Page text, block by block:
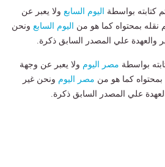
كتابته بواسطة اليوم السابع ولا يعبر عن
نقله بمحتواه كما هو من اليوم السابع ونحن
والعهدة علي المصدر السابق ذكرة.
بواسطة مصر اليوم ولا يعبر عن وجهة
بمحتواه كما هو من مصر اليوم ونحن غير
علي المصدر السابق ذكرة.